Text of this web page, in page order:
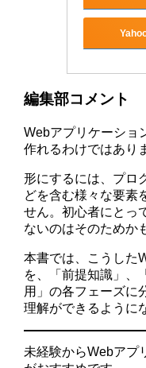
編集部コメント
Webアプリケーショ
作れるわけではあり
形にするには、プロ
どを含む様々な要素
せん。初心者にとっ
ないのはそのためか
本書では、こうした
を、「前提知識」、
用」の各フェーズに
理解ができるように
未経験からWebアプ